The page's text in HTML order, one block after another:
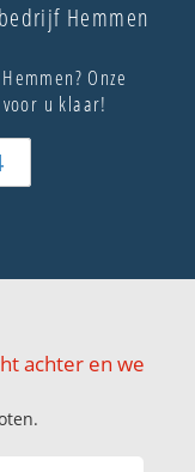
Hemmen
Onze
u klaar!
achter en we